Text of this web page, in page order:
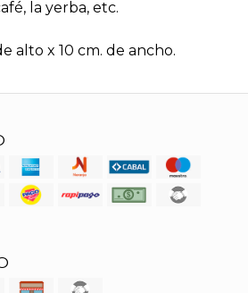
la yerba, etc.
alto x 10 cm. de ancho.